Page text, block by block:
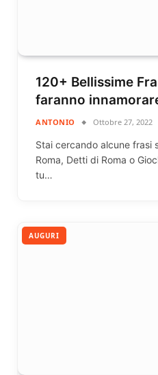
120+ Bellissime
faranno
ANTONIO Ottobre 27, 2022
Stai cercando alcune frasi
Roma, Detti di Roma o
tu…
AUGURI